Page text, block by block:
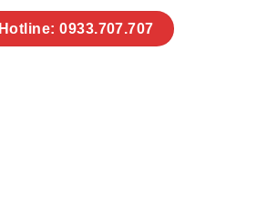
Hotline: 0933.707.707